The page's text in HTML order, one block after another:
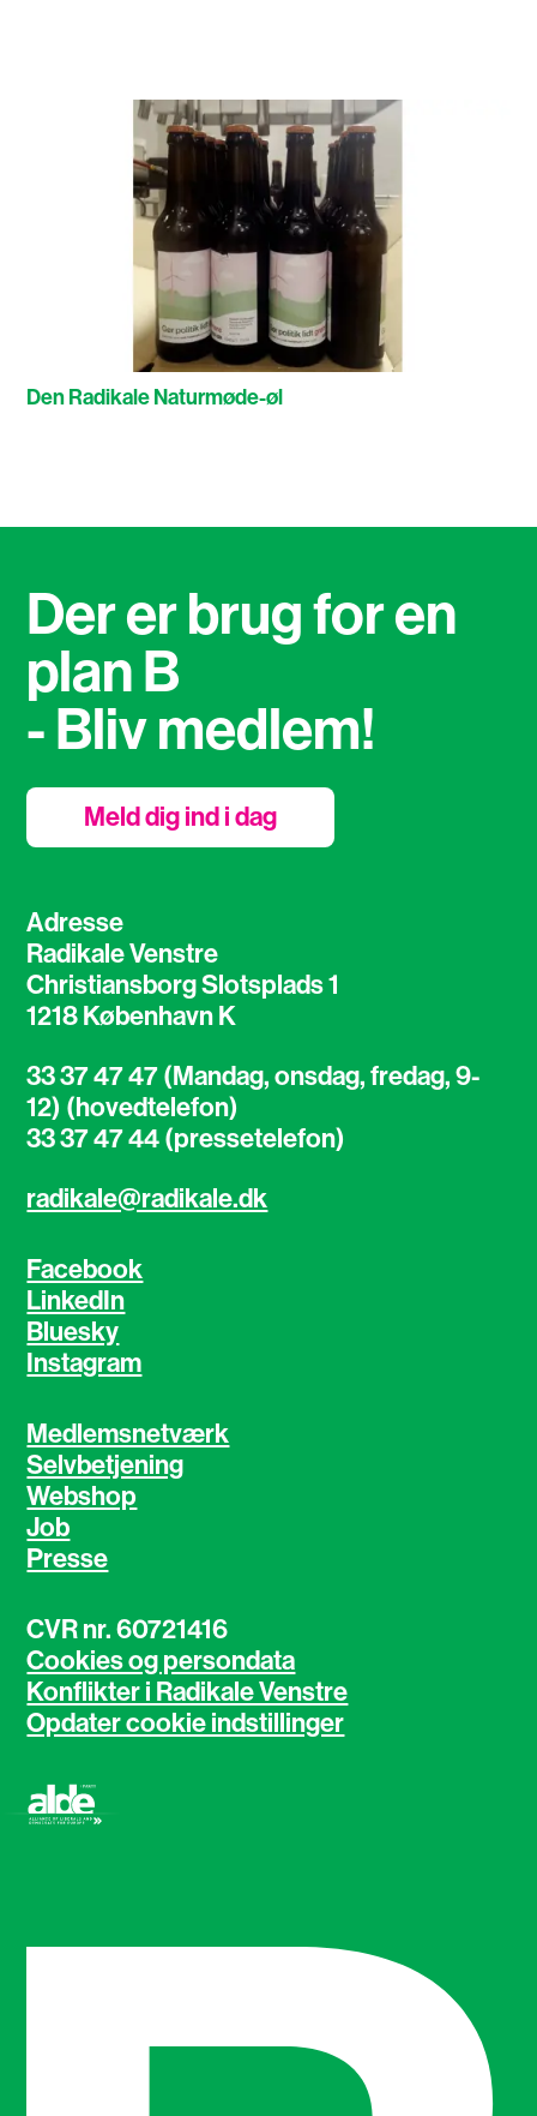
Den Radikale Naturmøde-øl
Adresse
Radikale Venstre
Christiansborg Slotsplads 1
1218 København K
33 37 47 47 (Mandag, onsdag, fredag, 9-
12) (hovedtelefon)
33 37 47 44 (pressetelefon)
radikale@radikale.dk
Facebook
LinkedIn
Bluesky
Instagram
Medlemsnetværk
Selvbetjening
Webshop
Job
Presse
CVR nr. 60721416
Cookies og persondata
Konflikter i Radikale Venstre
Opdater cookie indstillinger
Der er brug for en
plan B
- Bliv medlem!
Meld dig ind i dag